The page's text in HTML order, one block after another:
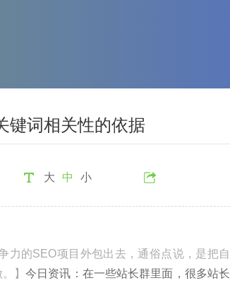
键词相关性的依据
大 中 小
力的SEO项目外包出去，通俗点说，是把自
。】今日资讯：在一些站长群里面，很多站长